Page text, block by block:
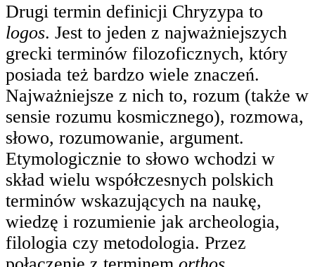
Drugi termin definicji Chryzypa to
logos. Jest to jeden z najważniejszych
grecki terminów filozoficznych, który
posiada też bardzo wiele znaczeń.
Najważniejsze z nich to, rozum (także w
sensie rozumu kosmicznego), rozmowa,
słowo, rozumowanie, argument.
Etymologicznie to słowo wchodzi w
skład wielu współczesnych polskich
terminów wskazujących na naukę,
wiedzę i rozumienie jak archeologia,
filologia czy metodologia. Przez